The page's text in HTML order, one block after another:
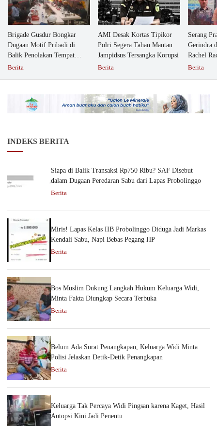
Brigade Gusdur Bongkar
Dugaan Motif Pribadi di
Balik Penolakan Tempat
Ibadah GKJW Bangil
Berita
AMI Desak Kortas Tipikor
Polri Segera Tahan Mantan
Jampidsus Tersangka Korupsi
Berita
Serang
Gerindra
Rachel
Berita
INDEKS BERITA
Siapa di Balik Transaksi Rp750 Ribu? SAF Disebut
dalam Dugaan Peredaran Sabu dari Lapas Probolinggo
Berita
Miris! Lapas Kelas IIB Probolinggo Diduga Jadi Markas
Kendali Sabu, Napi Bebas Pegang HP
Berita
Bos Muslim Dukung Langkah Hukum Keluarga Widi,
Minta Fakta Diungkap Secara Terbuka
Berita
Belum Ada Surat Penangkapan, Keluarga Widi Minta
Polisi Jelaskan Detik-Detik Penangkapan
Berita
Keluarga Tak Percaya Widi Pingsan karena Kaget, Hasil
Autopsi Kini Jadi Penentu